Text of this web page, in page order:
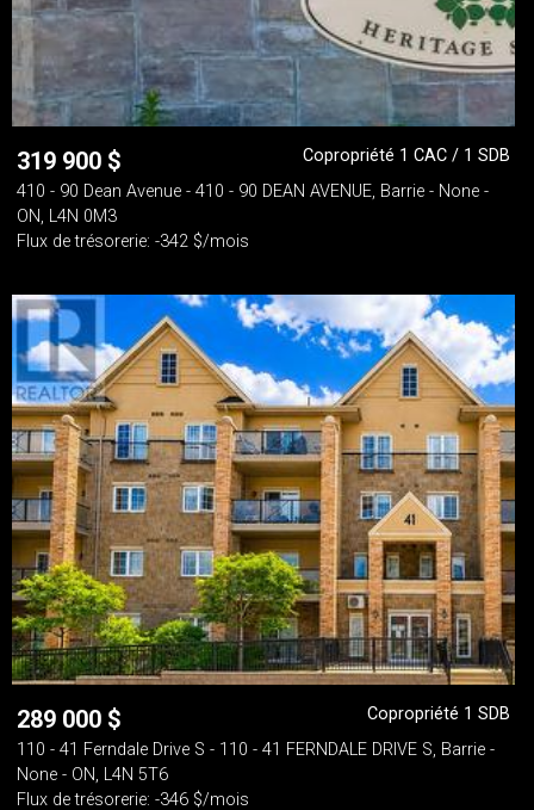
319 900 $
Copropriété 1 CAC / 1 SDB
410 - 90 Dean Avenue - 410 - 90 DEAN AVENUE, Barrie - None -
ON, L4N 0M3
Flux de trésorerie: -342 $/mois
289 000 $
Copropriété 1 SDB
110 - 41 Ferndale Drive S - 110 - 41 FERNDALE DRIVE S, Barrie -
None - ON, L4N 5T6
Flux de trésorerie: -346 $/mois